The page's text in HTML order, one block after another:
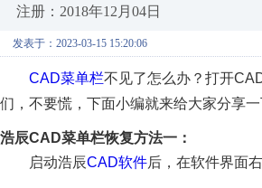
注册：2018年12月04日
发表于：2023-03-15 15:20:06
CAD菜单栏不见了怎么办？打开
们，不要慌，下面小编就来给大家分享
浩辰CAD菜单栏恢复方法一：
启动浩辰CAD软件后，在软件界面